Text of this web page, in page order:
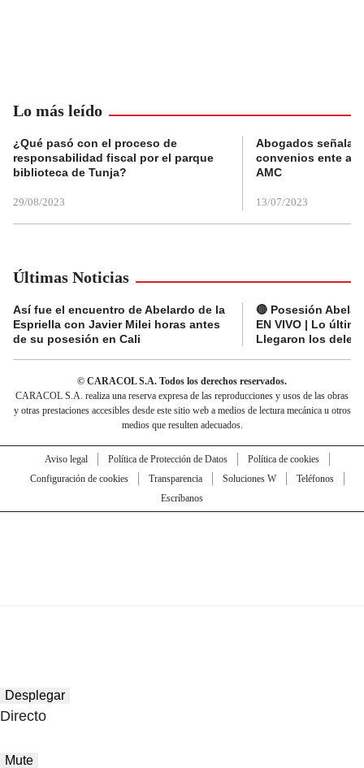
Lo más leído
¿Qué pasó con el proceso de
responsabilidad fiscal por el parque
biblioteca de Tunja?
29/08/2023
Abogados
convenios ente
AMC
13/07/2023
Últimas Noticias
Así fue el encuentro de Abelardo de la
Espriella con Javier Milei horas antes
de su posesión en Cali
🔴 Posesión
EN VIVO | Lo
Llegaron los
© CARACOL S.A. Todos los derechos reservados.
CARACOL S.A. realiza una reserva expresa de las reproducciones y usos de las obras
y otras prestaciones accesibles desde este sitio web a medios de lectura mecánica u otros
medios que resulten adecuados.
Aviso legal Política de Protección de Datos
Política de cookies
Configuración de cookies
Transparencia Soluciones W
Teléfonos
Escríbanos
Desplegar
Directo
Mute